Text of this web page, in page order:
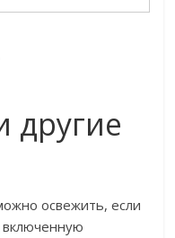
другие
освежить, если